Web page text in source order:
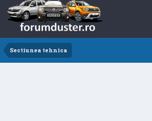
Sectiunea tehnica